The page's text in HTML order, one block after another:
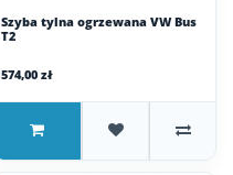
Szyba tylna ogrzewana VW Bus
T2
574,00 zł